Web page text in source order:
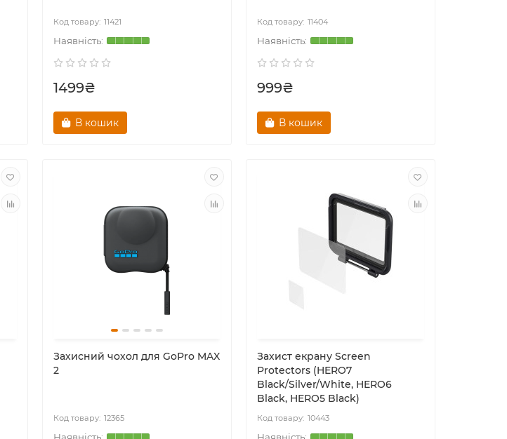
11421
1499₴
В кошик
11404
999₴
В кошик
Захисний чохол для GoPro MAX
2
12365
Захист екрану Screen
Protectors (HERO7
Black/Silver/White, HERO6
Black, HERO5 Black)
10443